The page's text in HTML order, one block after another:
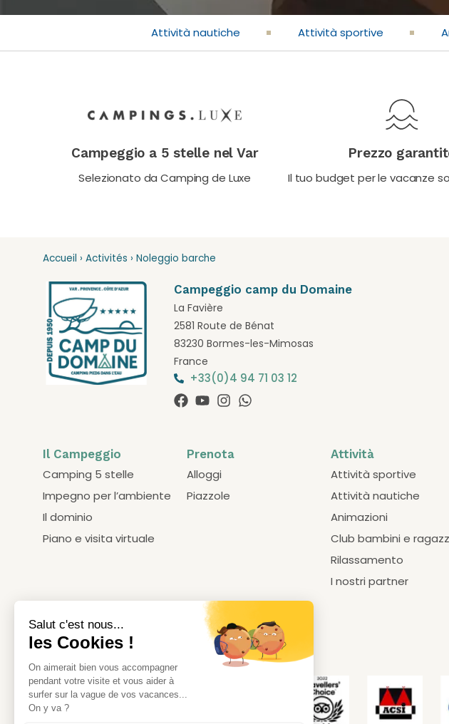
Attività nautiche Attività sportive
Campeggio a 5 stelle nel Var
Selezionato da Camping de Luxe
Prezzo
Il tuo budget per le vacanze
Accueil › Activités › Noleggio barche
Campeggio camp du Domaine
La Favière
2581 Route de Bénat
83230 Bormes-les-Mimosas
France
+33(0)4 94 71 03 12
Il Campeggio
Camping 5 stelle
Impegno per l’ambiente
Il dominio
Piano e visita virtuale
Prenota
Alloggi
Piazzole
Attività
Attività sportive
Attività nautiche
Animazioni
Club bambini e
Rilassamento
I nostri partner
Le nostre certificazioni